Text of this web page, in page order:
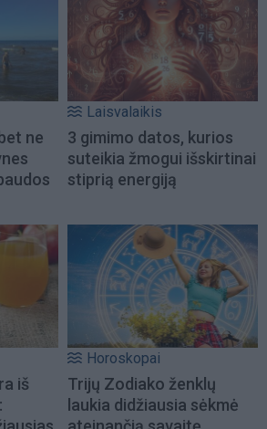
ne
Laisvalaikis
3 gimimo datos, kurios
suteikia žmogui išskirtinai
stiprią energiją
iš
Horoskopai
Trijų Zodiako ženklų
laukia didžiausia sėkmė